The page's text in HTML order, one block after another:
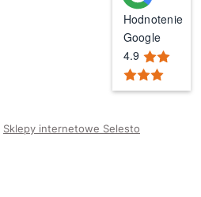
Hodnotenie
Google
4.9
Sklepy internetowe Selesto